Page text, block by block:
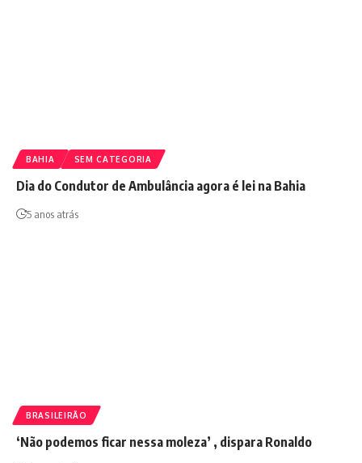
BAHIA SEM CATEGORIA
Dia do Condutor de Ambulância agora é lei na Bahia
5 anos atrás
BRASILEIRÃO
‘Não podemos ficar nessa moleza’ , dispara Ronaldo